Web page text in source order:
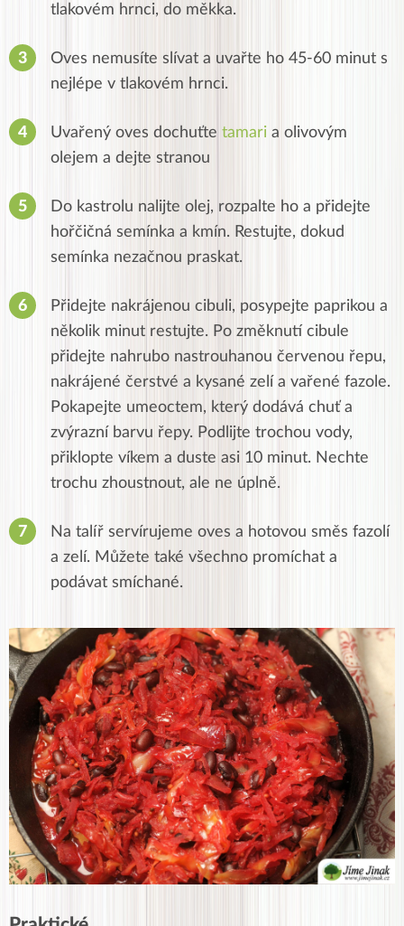
tlakovém hrnci, do měkka.
Oves nemusíte slívat a uvařte ho 45-60 minut s
nejlépe v tlakovém hrnci.
Uvařený oves dochuťte tamari a olivovým
olejem a dejte stranou
Do kastrolu nalijte olej, rozpalte ho a přidejte
hořčičná semínka a kmín. Restujte, dokud
semínka nezačnou praskat.
Přidejte nakrájenou cibuli, posypejte paprikou a
několik minut restujte. Po změknutí cibule
přidejte nahrubo nastrouhanou červenou řepu,
nakrájené čerstvé a kysané zelí a vařené fazole.
Pokapejte umeoctem, který dodává chuť a
zvýrazní barvu řepy. Podlijte trochou vody,
přiklopte víkem a duste asi 10 minut. Nechte
trochu zhoustnout, ale ne úplně.
Na talíř servírujeme oves a hotovou směs fazolí
a zelí. Můžete také všechno promíchat a
podávat smíchané.